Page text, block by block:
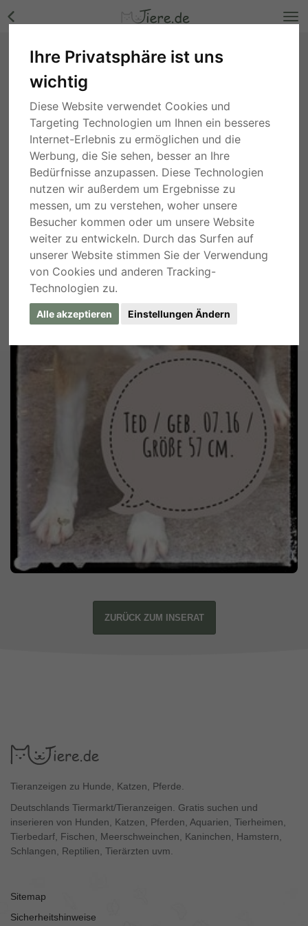
Ihre Privatsphäre ist uns
wichtig
Diese Website verwendet Cookies und
Targeting Technologien um Ihnen ein besseres
Internet-Erlebnis zu ermöglichen und die
Werbung, die Sie sehen, besser an Ihre
Bedürfnisse anzupassen. Diese Technologien
nutzen wir außerdem um Ergebnisse zu
messen, um zu verstehen, woher unsere
Besucher kommen oder um unsere Website
weiter zu entwickeln. Durch das Surfen auf
unserer Website stimmen Sie der Verwendung
von Cookies und anderen Tracking-
Technologien zu.
Alle akzeptieren Einstellungen Ändern
Ted, Mischling - Rüde Bilder
Nordrhein-Westfalen
ZURÜCK ZUM INSERAT
Tieranzeigen zu Hunde, Katzen, Pferde.
Deutschlands Tiermarkt/Tieranzeigen. Gratis suchen und
inserieren von Hunden, Katzen, Pferden, Aquarien, Tierheimen,
Tierbedarf, Fischen, Meerschweinchen, Kaninchen, Hamstern,
Schlangen, Reptilien, Tierärzten uvm.
Sitemap
Sicherheitshinweise